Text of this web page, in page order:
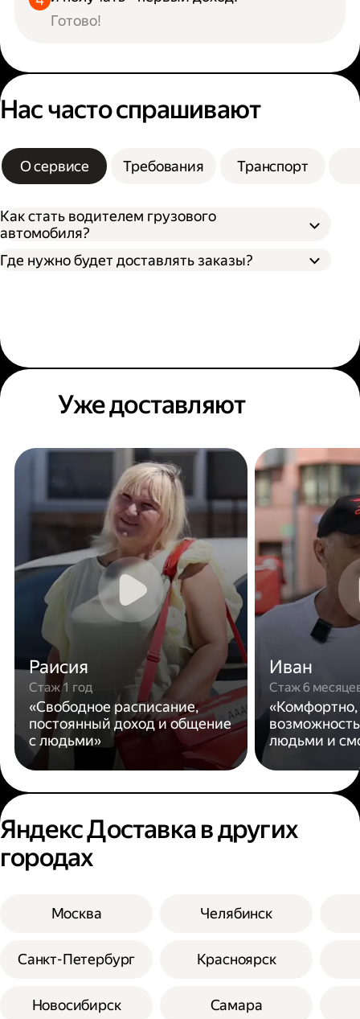
Готово!
Нас часто спрашивают
О сервисе Требования Транспорт
Как стать водителем грузового
автомобиля?
Где нужно будет доставлять заказы?
Уже доставляют
Раисия
Стаж 1 год
«Свободное расписание,
постоянный доход и общение
с людьми»
Иван
Стаж 6
людьми и
Яндекс Доставка в других
городах
Москва
Санкт-Петербург
Новосибирск
Челябинск
Красноярск
Самара